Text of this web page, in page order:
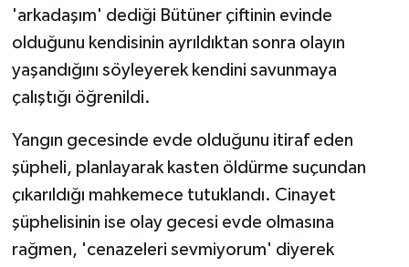
'arkadaşım' dediği Bütüner çiftinin evinde
olduğunu kendisinin ayrıldıktan sonra olayın
yaşandığını söyleyerek kendini savunmaya
çalıştığı öğrenildi.
Yangın gecesinde evde olduğunu itiraf eden
şüpheli, planlayarak kasten öldürme suçundan
çıkarıldığı mahkemece tutuklandı. Cinayet
şüphelisinin ise olay gecesi evde olmasına
rağmen, 'cenazeleri sevmiyorum' diyerek